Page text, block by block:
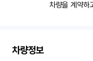
차량을 계약하
차량정보